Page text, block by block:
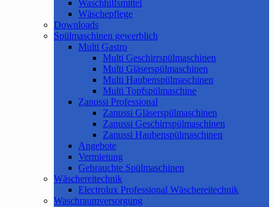
Waschhilfsmittel
Wäschepflege
Downloads
Spülmaschinen gewerblich
Multi Gastro
Multi Geschirrspülmaschinen
Multi Gläserspülmaschinen
Multi Haubenspülmaschinen
Multi Topfspülmaschine
Zanussi Professional
Zanussi Gläserspülmaschinen
Zanussi Geschirrspülmaschinen
Zanussi Haubenspülmaschinen
Angebote
Vermietung
Gebrauchte Spülmaschinen
Wäschereitechnik
Electrolux Professional Wäschereitechnik
Waschraumversorgung